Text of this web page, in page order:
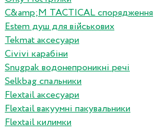
C&amp;M TACTICAL спорядження
Estem душ для військових
Tekmat аксесуари
Сivivi карабіни
Snugpak водонепроникні речі
Selkbag спальники
Flextail аксесуари
Flextail вакуумні пакувальники
Flextail килимки